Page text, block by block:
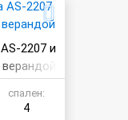
2207 и
спален:
4